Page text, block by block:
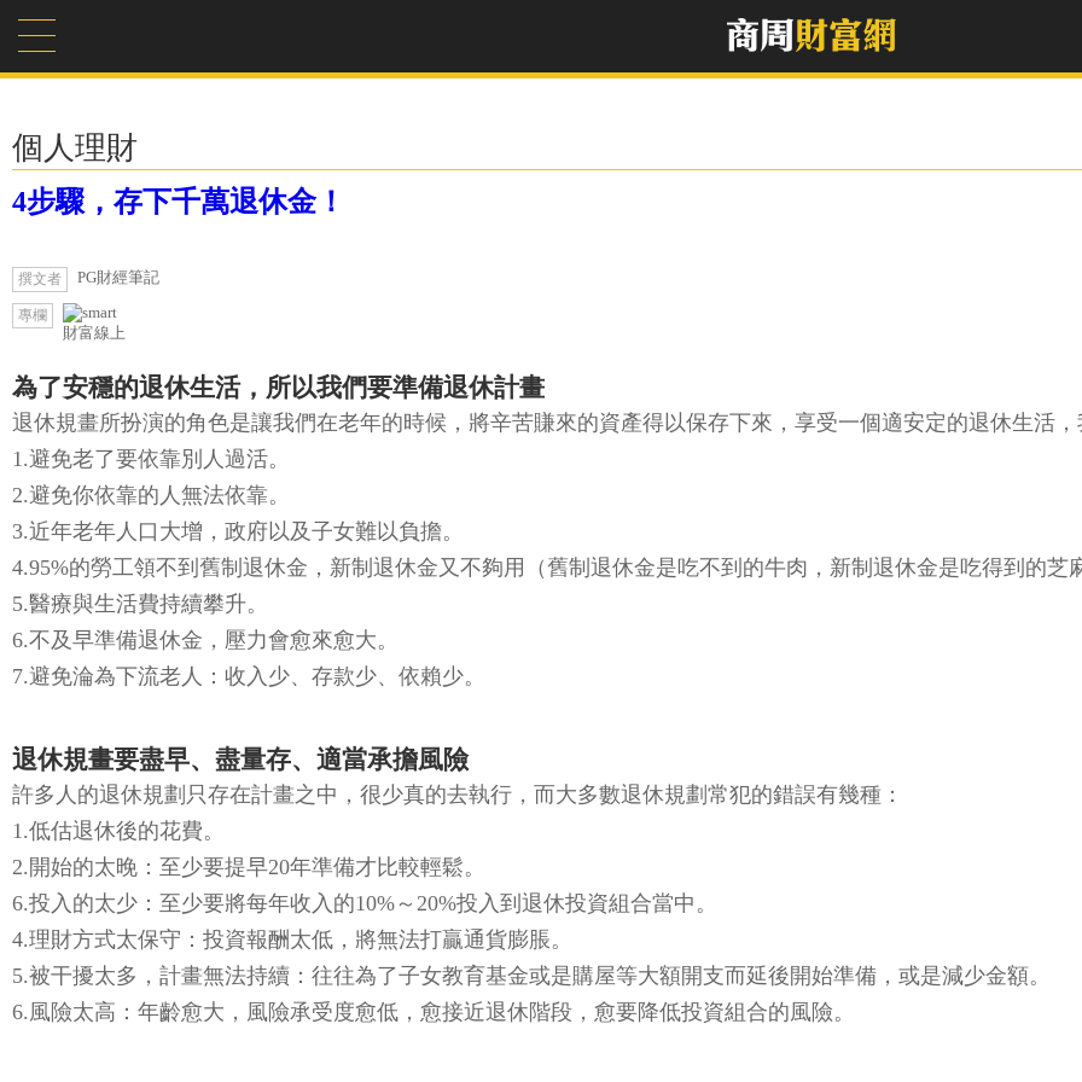
個人理財
4步驟，存下千萬退休金！
撰文者 PG財經筆記
專欄
財富線上
為了安穩的退休生活，所以我們要準備退休計畫
退休規畫所扮演的角色是讓我們在老年的時候，將辛苦賺來的資產得以保存下來，享受一個適安定的退休生活
1.避免老了要依靠別人過活。
2.避免你依靠的人無法依靠。
3.近年老年人口大增，政府以及子女難以負擔。
4.95%的勞工領不到舊制退休金，新制退休金又不夠用（舊制退休金是吃不到的牛肉，新制退休金是吃得到的芝
5.醫療與生活費持續攀升。
6.不及早準備退休金，壓力會愈來愈大。
7.避免淪為下流老人：收入少、存款少、依賴少。
退休規畫要盡早、盡量存、適當承擔風險
許多人的退休規劃只存在計畫之中，很少真的去執行，而大多數退休規劃常犯的錯誤有幾種：
1.低估退休後的花費。
2.開始的太晚：至少要提早20年準備才比較輕鬆。
6.投入的太少：至少要將每年收入的10%～20%投入到退休投資組合當中。
4.理財方式太保守：投資報酬太低，將無法打贏通貨膨脹。
5.被干擾太多，計畫無法持續：往往為了子女教育基金或是購屋等大額開支而延後開始準備，或是減少金額。
6.風險太高：年齡愈大，風險承受度愈低，愈接近退休階段，愈要降低投資組合的風險。